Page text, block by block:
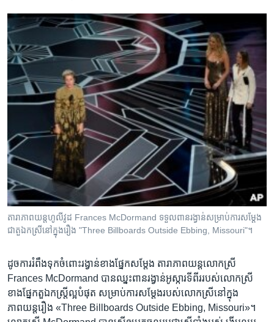
តារាភាពយន្តហូលីវូដ Frances McDormand ទទួល​ពាន​រង្វាន់​សម្រាប់​ការ​សម្តែង​
ជា​តួ​ឯក​ស្រីនៅ​ក្នុង​រឿង "Three Billboards Outside Ebbing, Missouri"។
ដូច​ការ​រំពឹង​ទុក​ចំពោះ​រង្វាន់​ខាង​ផ្នែក​សម្តែង​ តារាភាពយន្តលោកស្រី
Frances McDormand បាន​ឈ្នះ​ពានរង្វាន់អូស្ការ​ទី​ពី​ររបស់​លោកស្រី
ខាង​ផ្នែក​តួ​ឯកស្ត្រី​ល្អ​បំផុត​ សម្រាប់​ការ​សម្តែង​របស់​លោកស្រី​នៅ​ក្នុង​
ភាពយន្ត​រឿង​ «Three Billboards Outside Ebbing, Missouri»។